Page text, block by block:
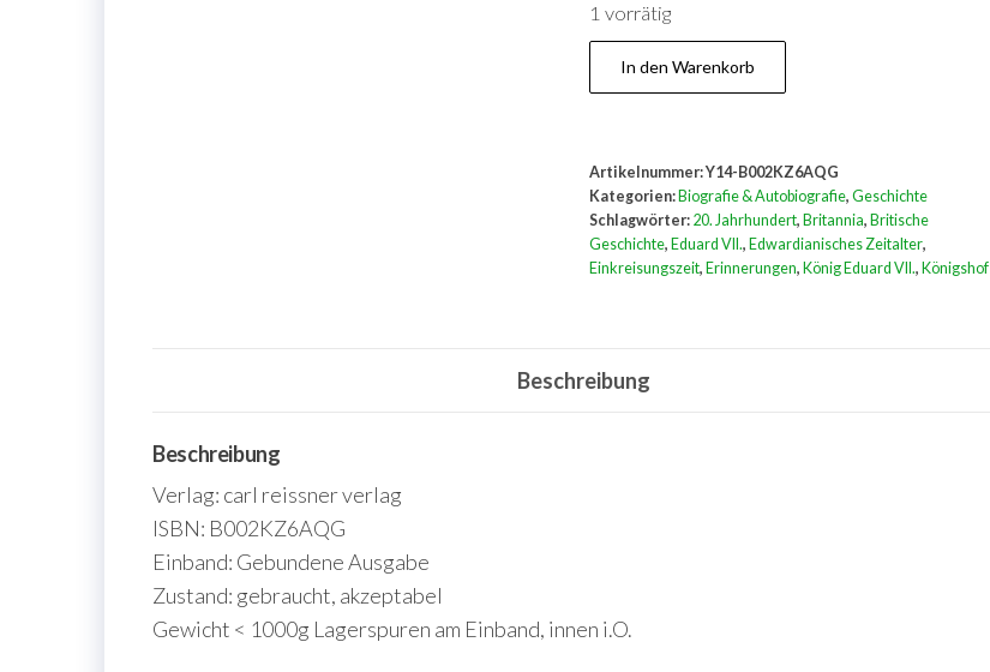
1 vorrätig
persönliche
erinnerungen
eduard
aus
der
In den Warenkorb
Artikelnummer:Y14-B002KZ6AQG
Kategorien: Biografie & Autobiografie, Geschichte
Schlagwörter: 20. Jahrhundert, Britannia, Britische
Geschichte, Eduard VII., Edwardianisches Zeitalter,
Einkreisungszeit, Erinnerungen, König Eduard VII., Königshof
Beschreibung
Beschreibung
Verlag: carl reissner verlag
ISBN: B002KZ6AQG
Einband: Gebundene Ausgabe
Zustand: gebraucht, akzeptabel
Gewicht < 1000g Lagerspuren am Einband, innen i.O.